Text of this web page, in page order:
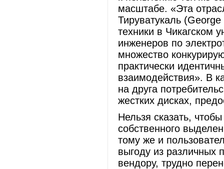
масштабе. «Эта
Тируватукаль
техники в Чикагском
инженеров по
множество
практически
взаимодействия». В
на друга
жестких дисках,
Нельзя сказать,
собственного
тому же и
выгоду из различных
вендору, трудно